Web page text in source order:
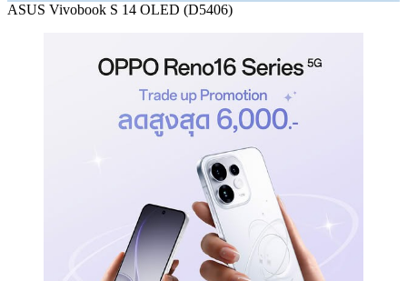
ASUS Vivobook S 14 OLED (D5406)